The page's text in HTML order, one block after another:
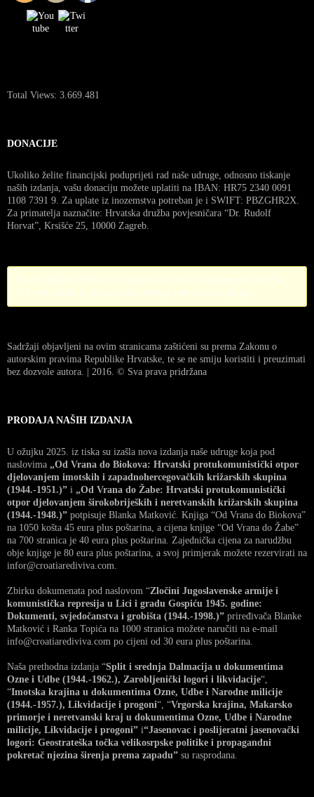
Total Views: 3.669.481
DONACIJE
Ukoliko želite financijski poduprijeti rad naše udruge, odnosno tiskanje
naših izdanja, vašu donaciju možete uplatiti na IBAN: HR75 2340 0091
1108 7391 9. Za uplate iz inozemstva potreban je i SWIFT: PBZGHR2X.
Za primatelja naznačite: Hrvatska družba povjesničara “Dr. Rudolf
Horvat”, Krsišće 25, 10000 Zagreb.
Sadržaji objavljeni na ovim stranicama zaštićeni su prema Zakonu o
autorskim pravima Republike Hrvatske, te se ne smiju koristiti i preuzimati
bez dozvole autora. | 2016. © Sva prava pridržana
PRODAJA NAŠIH IZDANJA
U ožujku 2025. iz tiska su izašla nova izdanja naše udruge koja pod
naslovima „Od Vrana do Biokova: Hrvatski protukomunistički otpor
djelovanjem imotskih i zapadnohercegovačkih križarskih skupina
(1944.-1951.)” i „Od Vrana do Žabe: Hrvatski protukomunistički
otpor djelovanjem širokobrijeških i neretvanskih križarskih skupina
(1944.-1948.)” potpisuje Blanka Matković. Knjiga “Od Vrana do Biokova”
na 1050 košta 45 eura plus poštarina, a cijena knjige “Od Vrana do Žabe”
na 700 stranica je 40 eura plus poštarina. Zajednička cijena za narudžbu
obje knjige je 80 eura plus poštarina, a svoj primjerak možete rezervirati na
infor@croatiarediviva.com.
Zbirku dokumenata pod naslovom “Zločini Jugoslavenske armije i
komunistička represija u Lici i gradu Gospiću 1945. godine:
Dokumenti, svjedočanstva i grobišta (1944.-1998.)” priređivača Blanke
Matković i Ranka Topića na 1000 stranica možete naručiti na e-mail
info@croatiarediviva.com po cijeni od 30 eura plus poštarina.
Naša prethodna izdanja “Split i srednja Dalmacija u dokumentima
Ozne i Udbe (1944.-1962.), Zarobljenički logori i likvidacije“,
“Imotska krajina u dokumentima Ozne, Udbe i Narodne milicije
(1944.-1957.), Likvidacije i progoni“, “Vrgorska krajina, Makarsko
primorje i neretvanski kraj u dokumentima Ozne, Udbe i Narodne
milicije, Likvidacije i progoni” i“Jasenovac i poslijeratni jasenovački
logori: Geostrateška točka velikosrpske politike i propagandni
pokretač njezina širenja prema zapadu” su rasprodana.